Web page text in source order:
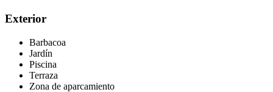
Exterior
Barbacoa
Jardín
Piscina
Terraza
Zona de aparcamiento